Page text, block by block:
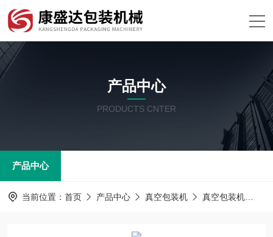
产品中心
PRODUCTS CNTER
产品中心
当前位置： 首页 产品中心 真空包装机 真空包装机